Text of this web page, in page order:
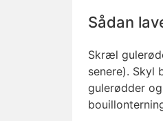
Sådan
Skræl
senere). Skyl
gulerødder